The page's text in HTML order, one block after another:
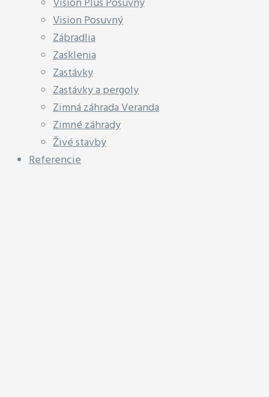
Vision Posuvný
Zábradlia
Zasklenia
Zastávky
Zastávky a pergoly
Zimná záhrada Veranda
Zimné záhrady
Živé stavby
Referencie